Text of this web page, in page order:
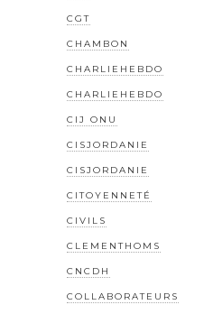
CGT
CHAMBON
CHARLIEHEBDO
CHARLIEHEBDO
CIJ ONU
CISJORDANIE
CISJORDANIE
CITOYENNETÉ
CIVILS
CLEMENTHOMS
CNCDH
COLLABORATEURS